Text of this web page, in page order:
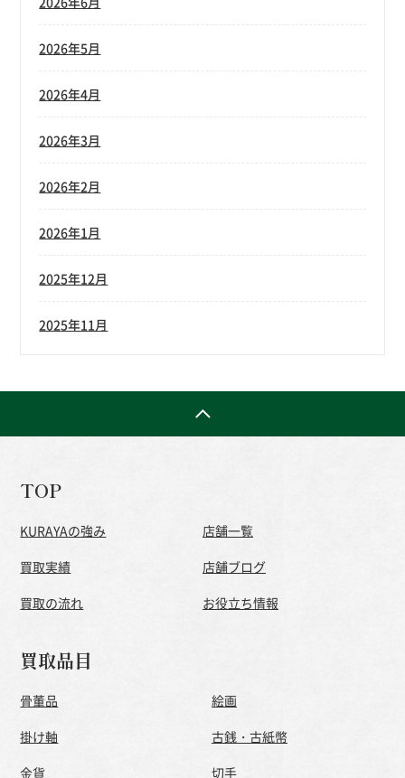
2026年5月
2026年4月
2026年3月
2026年2月
2026年1月
2025年12月
2025年11月
TOP
KURAYAの強み
買取実績
買取の流れ
店舗一覧
店舗ブログ
お役立ち情報
買取品目
骨董品
絵画
掛け軸
古銭・古紙幣
金貨
切手